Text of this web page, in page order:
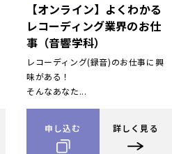
【オンライン】よくわかる
レコーディング業界のお仕
事（音響学科）
レコーディング(録音)のお仕事に興
味がある！
そんなあなた...
申し込む 詳しく見る